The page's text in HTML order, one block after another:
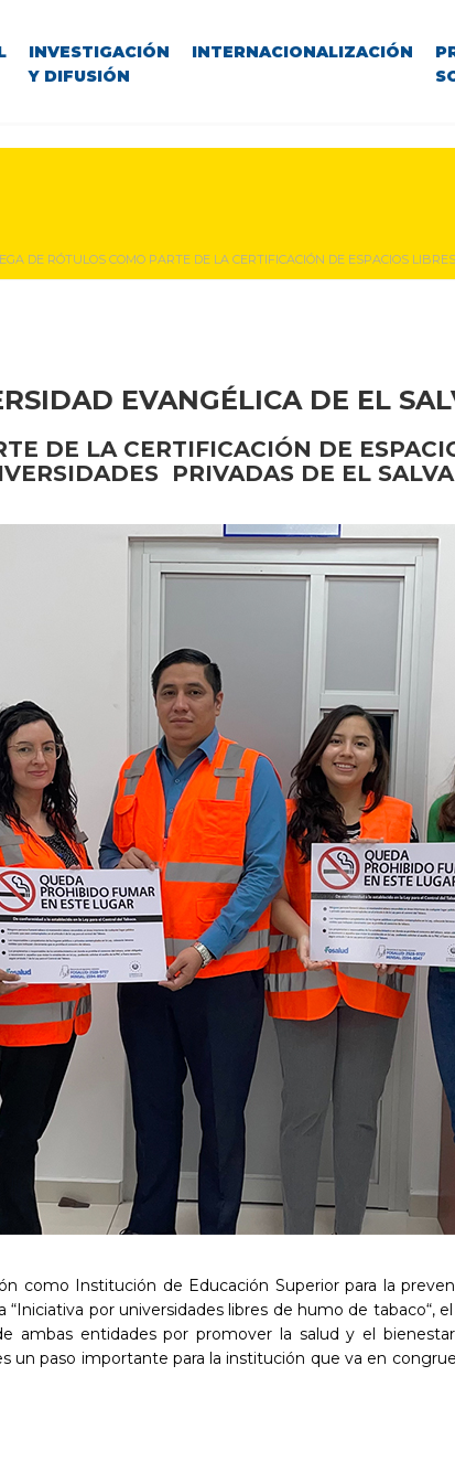
INVESTIGACIÓN
Y DIFUSIÓN
INTERNACIONALIZACIÓN
DE RÓTULOS COMO PARTE DE LA CERTIFICACIÓN DE ESPACIOS
EVANGÉLICA DE EL
DE LA CERTIFICACIÓN DE
PRIVADAS DE EL
como Institución de Educación Superior para la
por universidades libres de humo de tabaco“,
entidades por promover la salud y el
un paso importante para la institución que va en